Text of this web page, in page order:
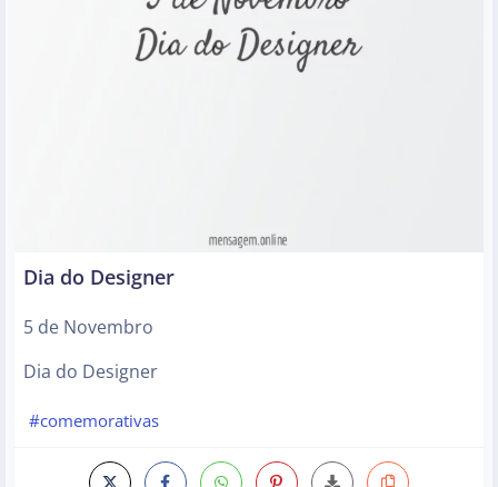
Dia do Designer
5 de Novembro
Dia do Designer
#comemorativas